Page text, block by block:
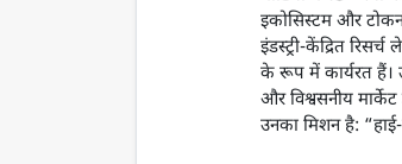
इकोसिस्टम और
इंडस्ट्री-केंद्रित
के रूप में कार्यरत हैं।
और विश्वसनीय
उनका मिशन है: